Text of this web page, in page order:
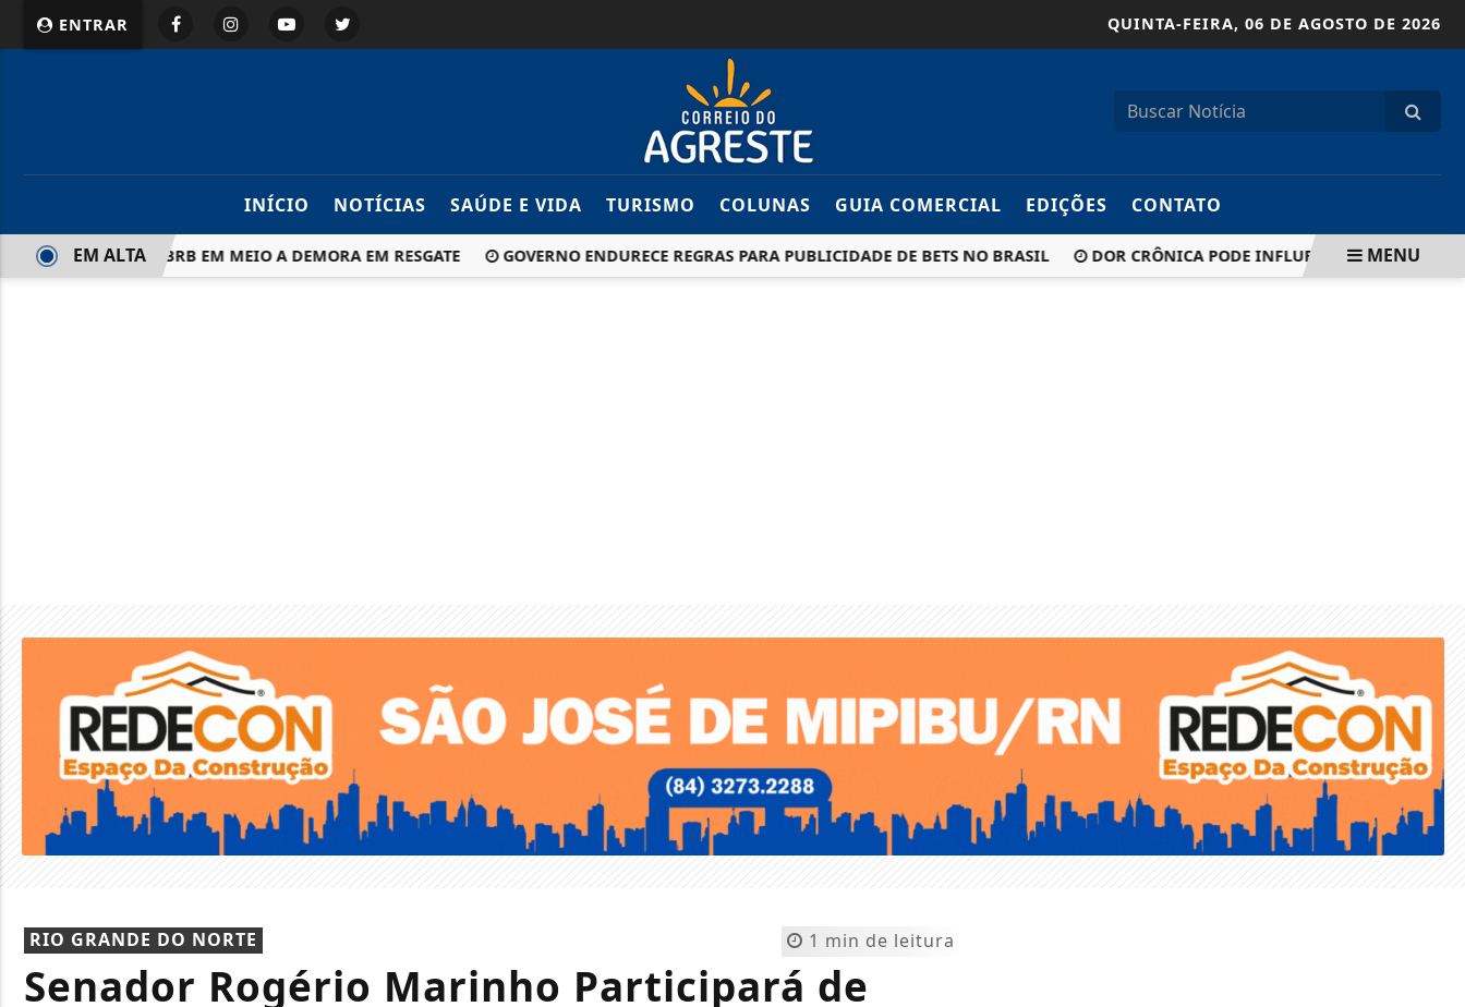
ENTRAR QUINTA-FEIRA, 06 DE AGOSTO DE 2026
INÍCIO NOTÍCIAS SAÚDE E VIDA TURISMO COLUNAS GUIA COMERCIAL EDIÇÕES CONTATO
DO BRB EM MEIO A DEMORA EM RESGATE GOVERNO ENDURECE REGRAS PARA PUBLICIDADE DE BETS NO BRASIL DOR CRÔNICA PODE INFLUENCIAR NO TRATAMENTO
EM ALTA MENU
1 min de leitura
RIO GRANDE DO NORTE
Senador Rogério Marinho Participará de